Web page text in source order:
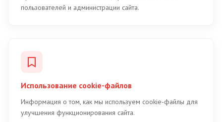
пользователей и администрации сайта.
Использование cookie-файлов
Информация о том, как мы используем cookie-файлы для
улучшения функционирования сайта.